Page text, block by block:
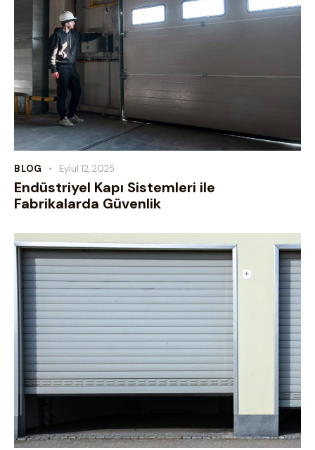
BLOG Eylül 12, 2025
Endüstriyel Kapı Sistemleri ile
Fabrikalarda Güvenlik